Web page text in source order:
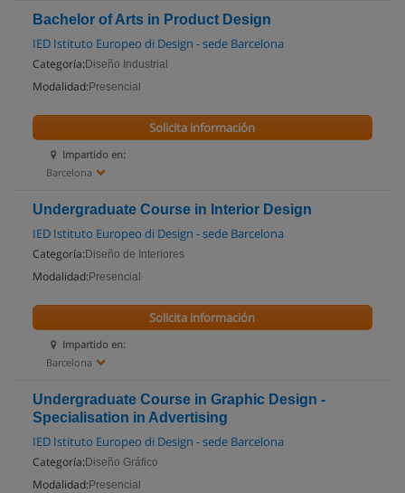
Bachelor of Arts in Product Design
IED Istituto Europeo di Design - sede Barcelona
Categoría: Diseño Industrial
Modalidad: Presencial
Impartido en:
Barcelona
Solicita información
Undergraduate Course in Interior Design
IED Istituto Europeo di Design - sede Barcelona
Categoría: Diseño de Interiores
Modalidad: Presencial
Impartido en:
Barcelona
Solicita información
Undergraduate Course in Graphic Design -
Specialisation in Advertising
IED Istituto Europeo di Design - sede Barcelona
Categoría: Diseño Gráfico
Modalidad: Presencial